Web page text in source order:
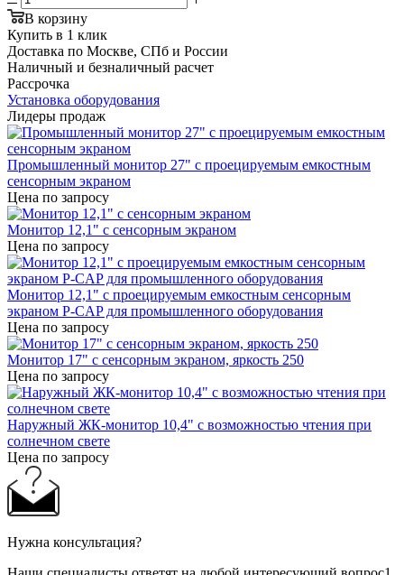
В корзину
Купить в 1 клик
Доставка по Москве, СПб и России
Наличный и безналичный расчет
Рассрочка
Установка оборудования
Лидеры продаж
Промышленный монитор 27" с проецируемым емкостным
сенсорным экраном
Цена по запросу
Монитор 12,1" с сенсорным экраном
Цена по запросу
Монитор 12,1" с проецируемым емкостным сенсорным
экраном P-CAP для промышленного оборудования
Цена по запросу
Монитор 17" с сенсорным экраном, яркость 250
Цена по запросу
Наружный ЖК-монитор 10,4" с возможностью чтения при
солнечном свете
Цена по запросу
Нужна консультация?